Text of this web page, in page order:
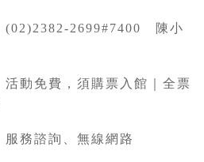
(02)2382-2699#7400 陳小
活動免費，須購票入館｜全票
服務諮詢、無線網路